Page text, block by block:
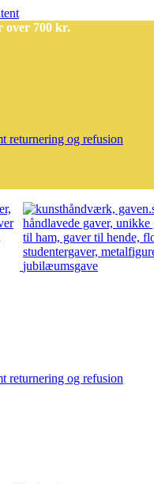
over 700 kr.
returnering og refusion
returnering og refusion